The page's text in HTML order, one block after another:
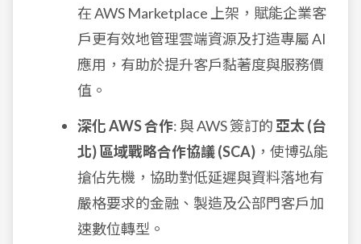
在 AWS Marketplace 上架，賦能企業客
戶更有效地管理雲端資源及打造專屬 AI
應用，有助於提升客戶黏著度與服務價
值。
深化 AWS 合作: 與 AWS 簽訂的 亞太 (台
北) 區域戰略合作協議 (SCA) ，使博弘能
搶佔先機，協助對低延遲與資料落地有
嚴格要求的金融、製造及公部門客戶加
速數位轉型。